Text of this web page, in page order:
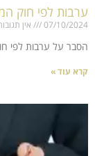
ערבות לפי חוק
07/10/2024 אין
הסבר על ערבות לפי
קרא עוד »